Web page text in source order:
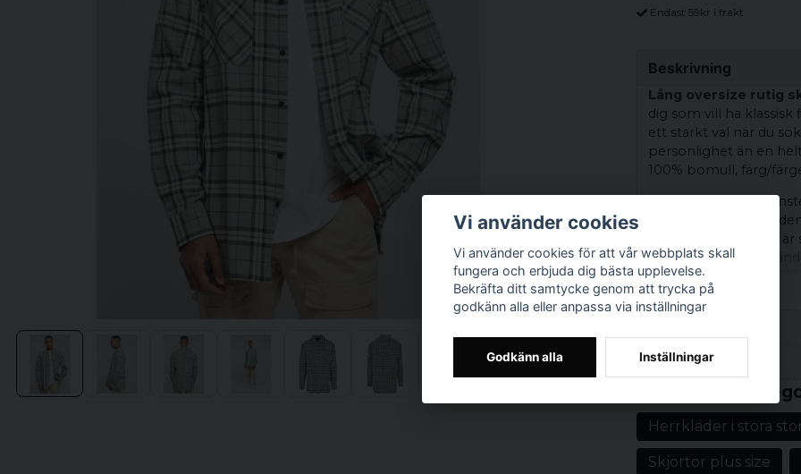
Endast 59kr i frakt
Beskrivning
Lång oversize rutig
dig som vill ha
ett starkt val när du
personlighet än en
100% bomull, färg/
Detaljer som
tydliga karaktär. Bär
enkel t-shirt. Texten
produktens stil,
påståenden.
Flanellskjorta
Passar för
Material enligt
Passform enligt
Storlekar enligt
Vem passar
med klassisk
Jörgen
Prishistorik
Relaterade
Herrkläder i stora
Skjortor plus size
Vi använder cookies
Vi använder cookies för att vår webbplats skall
fungera och erbjuda dig bästa upplevelse.
Bekräfta ditt samtycke genom att trycka på
godkänn alla eller anpassa via inställningar
Godkänn alla Inställningar